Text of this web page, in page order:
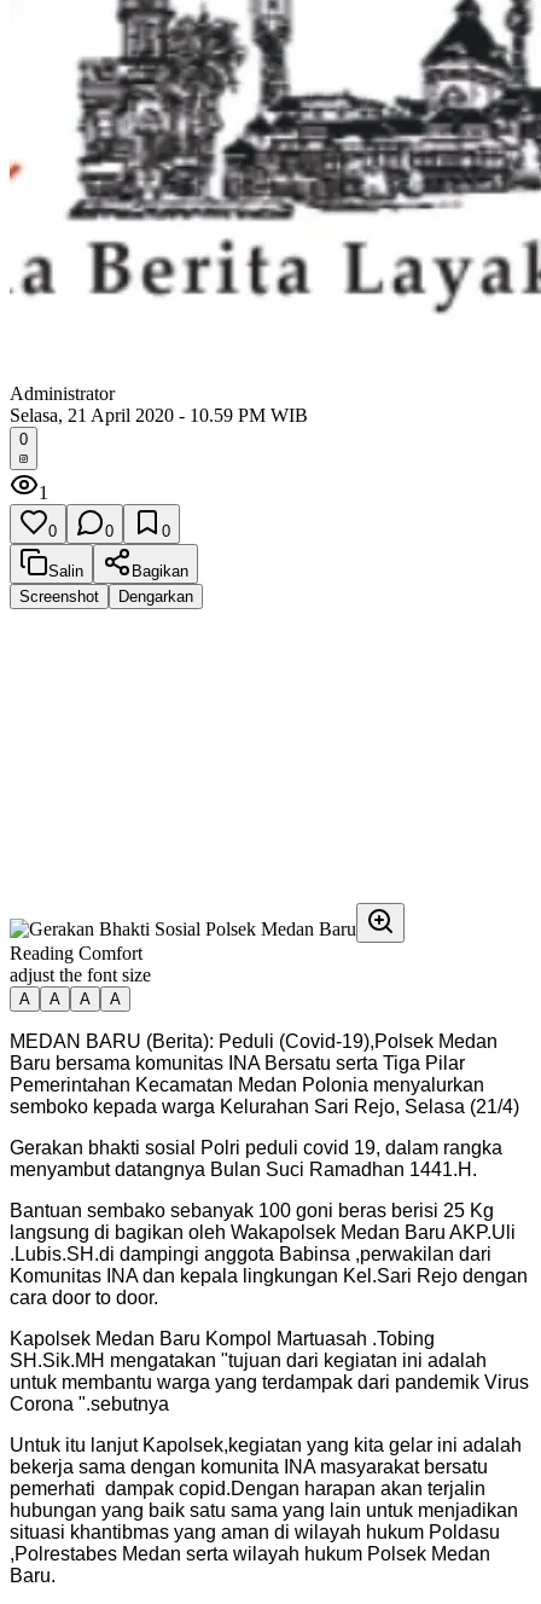
Administrator
Selasa, 21 April 2020 - 10.59 PM WIB
0
1
0 0 0
Salin
Bagikan
Screenshot
Dengarkan
Reading Comfort
adjust the font size
A A A A
MEDAN BARU (Berita): Peduli (Covid-19),Polsek Medan
Baru bersama komunitas INA Bersatu serta Tiga Pilar
Pemerintahan Kecamatan Medan Polonia menyalurkan
semboko kepada warga Kelurahan Sari Rejo, Selasa (21/4)
Gerakan bhakti sosial Polri peduli covid 19, dalam rangka
menyambut datangnya Bulan Suci Ramadhan 1441.H.
Bantuan sembako sebanyak 100 goni beras berisi 25 Kg
langsung di bagikan oleh Wakapolsek Medan Baru AKP.Uli
.Lubis.SH.di dampingi anggota Babinsa ,perwakilan dari
Komunitas INA dan kepala lingkungan Kel.Sari Rejo dengan
cara door to door.
Kapolsek Medan Baru Kompol Martuasah .Tobing
SH.Sik.MH mengatakan "tujuan dari kegiatan ini adalah
untuk membantu warga yang terdampak dari pandemik Virus
Corona ".sebutnya
Untuk itu lanjut Kapolsek,kegiatan yang kita gelar ini adalah
bekerja sama dengan komunita INA masyarakat bersatu
pemerhati dampak copid.Dengan harapan akan terjalin
hubungan yang baik satu sama yang lain untuk menjadikan
situasi khantibmas yang aman di wilayah hukum Poldasu
,Polrestabes Medan serta wilayah hukum Polsek Medan
Baru.